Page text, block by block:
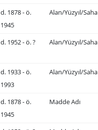
d. 1878 - ö.
1945
Alan/Yüzyıl/Saha
d. 1952 - ö. ? Alan/Yüzyıl/Saha
d. 1933 - ö.
1993
Alan/Yüzyıl/Saha
d. 1878 - ö.
1945
Madde Adı